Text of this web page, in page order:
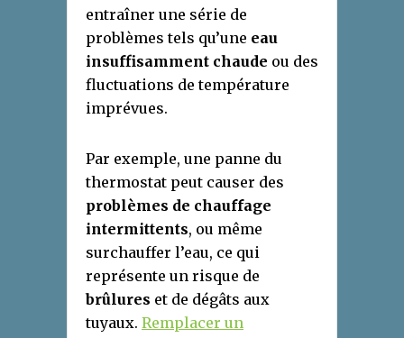
entraîner une série de
problèmes tels qu’une eau
insuffisamment chaude ou des
fluctuations de température
imprévues.
Par exemple, une panne du
thermostat peut causer des
problèmes de chauffage
intermittents, ou même
surchauffer l’eau, ce qui
représente un risque de
brûlures et de dégâts aux
tuyaux. Remplacer un